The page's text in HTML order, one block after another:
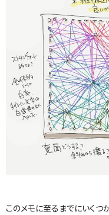
このメモに至るまでにいくつ